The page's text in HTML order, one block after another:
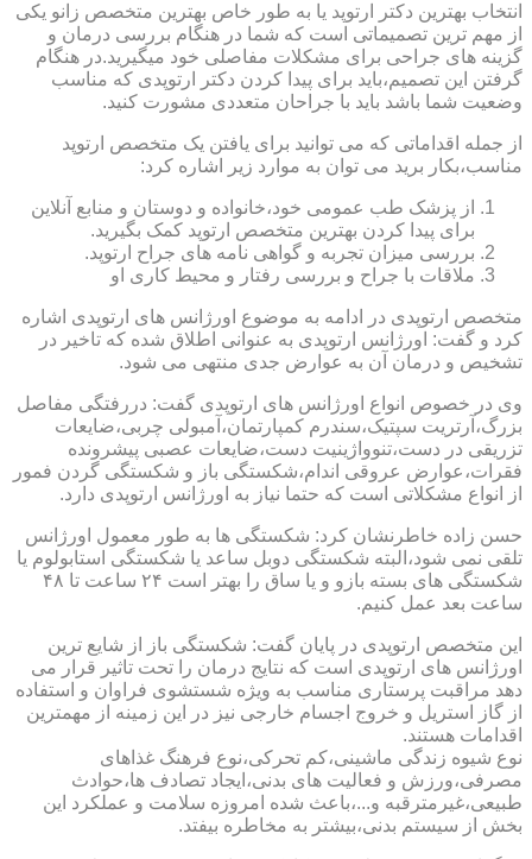
انتخاب بهترین دکتر ارتوپد یا به طور خاص بهترین متخصص زانو یکی
از مهم ترین تصمیماتی است که شما در هنگام بررسی درمان و
گزینه های جراحی برای مشکلات مفاصلی خود میگیرید.در هنگام
گرفتن این تصمیم،باید برای پیدا کردن دکتر ارتوپدی که مناسب
وضعیت شما باشد باید با جراحان متعددی مشورت کنید.
از جمله اقداماتی که می توانید برای یافتن یک متخصص ارتوپد
مناسب،بکار برید می توان به موارد زیر اشاره کرد:
از پزشک طب عمومی خود،خانواده و دوستان و منابع آنلاین
برای پیدا کردن بهترین متخصص ارتوپد کمک بگیرید.
بررسی میزان تجربه و گواهی نامه های جراح ارتوپد.
ملاقات با جراح و بررسی رفتار و محیط کاری او
متخصص ارتوپدی در ادامه به موضوع اورژانس های ارتوپدی اشاره
کرد و گفت: اورژانس ارتوپدی به عنوانی اطلاق شده که تاخیر در
تشخیص و درمان آن به عوارض جدی منتهی می شود.
وی در خصوص انواع اورژانس های ارتوپدی گفت: دررفتگی مفاصل
بزرگ،آرتریت سپتیک،سندرم کمپارتمان،آمبولی چربی،ضایعات
تزریقی در دست،تنوواژینیت دست،ضایعات عصبی پیشرونده
فقرات،عوارض عروقی اندام،شکستگی باز و شکستگی گردن فمور
از انواع مشکلاتی است که حتما نیاز به اورژانس ارتوپدی دارد.
حسن زاده خاطرنشان کرد: شکستگی ها به طور معمول اورژانس
تلقی نمی شود،البته شکستگی دوبل ساعد یا شکستگی استابولوم یا
شکستگی های بسته بازو و یا ساق را بهتر است ۲۴ ساعت تا ۴۸
ساعت بعد عمل کنیم.
این متخصص ارتوپدی در پایان گفت: شکستگی باز از شایع ترین
اورژانس های ارتوپدی است که نتایج درمان را تحت تاثیر قرار می
دهد مراقبت پرستاری مناسب به ویژه شستشوی فراوان و استفاده
از گاز استریل و خروج اجسام خارجی نیز در این زمینه از مهمترین
اقدامات هستند.
نوع شیوه زندگی ماشینی،کم تحرکی،نوع فرهنگ غذاهای
مصرفی،ورزش و فعالیت های بدنی،ایجاد تصادف ها،حوادث
طبیعی،غیرمترقبه و...،باعث شده امروزه سلامت و عملکرد این
بخش از سیستم بدنی،بیشتر به مخاطره بیفتد.